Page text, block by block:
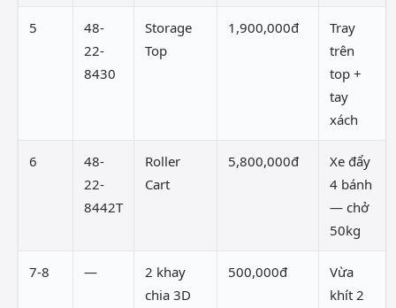
5
48-
22-
8430
Storage
Top
1,900,000đ
Tray
trên
top +
tay
xách
6
48-
22-
8442T
Roller
Cart
5,800,000đ
Xe đẩy
4 bánh
— chở
50kg
7-8 —
2 khay
chia 3D
500,000đ
Vừa
khít 2